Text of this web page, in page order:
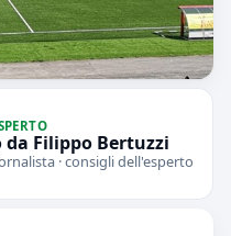
Filippo Bertuzzi
· consigli dell'esperto